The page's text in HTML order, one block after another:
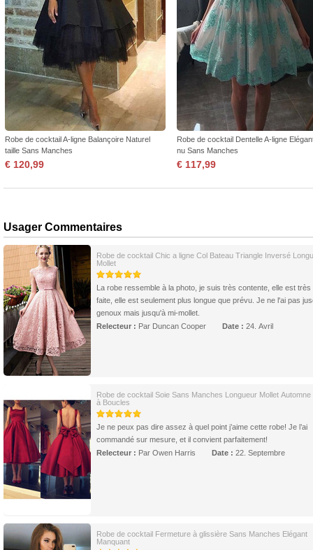
Robe de cocktail A-ligne Balançoire Naturel
taille Sans Manches
€ 120,99
Robe de cocktail Dentelle A-ligne
nu Sans Manches
€ 117,99
Usager Commentaires
Robe de cocktail Chic a ligne Col Bateau Triangle Inversé
Mollet
La robe ressemble à la photo, je suis très contente, elle est très
faite, elle est seulement plus longue que prévu. Je ne l'ai pas
genoux mais jusqu'à mi-mollet.
Relecteur : Par Duncan Cooper Date : 24. Avril
Robe de cocktail Soie Sans Manches Longueur Mollet
à Boucles
Je ne peux pas dire assez à quel point j’aime cette robe! Je l’ai
commandé sur mesure, et il convient parfaitement!
Relecteur : Par Owen Harris Date : 22. Septembre
Robe de cocktail Fermeture à glissière Sans Manches Elégant
Manquant